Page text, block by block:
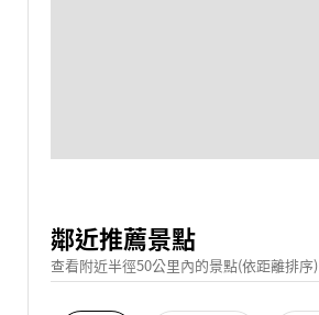
鄰近推薦景點
查看附近半徑50公里內的景點(依距離排序)